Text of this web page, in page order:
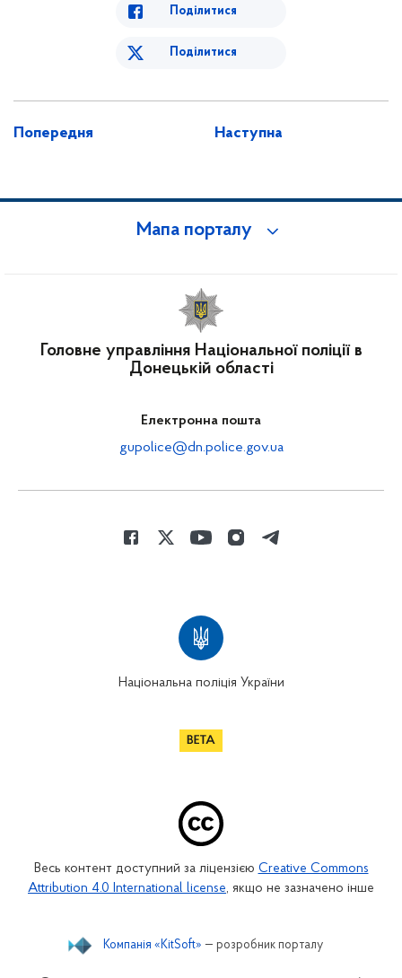
Поділитися
Поділитися
Попередня Наступна
Мапа порталу
Головне управління Національної поліції в
Донецькій області
Електронна пошта
gupolice@dn.police.gov.ua
Національна поліція України
Весь контент доступний за ліцензією Creative Commons
Attribution 4.0 International license, якщо не зазначено інше
Компанія «KitSoft» — розробник порталу